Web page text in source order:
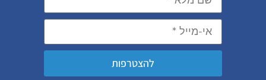
להצטרפות